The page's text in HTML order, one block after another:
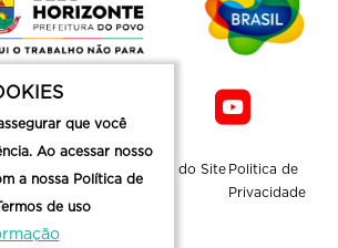
Mapa do Site Politica de
Privacidade
que você
Ao acessar nosso
a nossa Política de
de uso